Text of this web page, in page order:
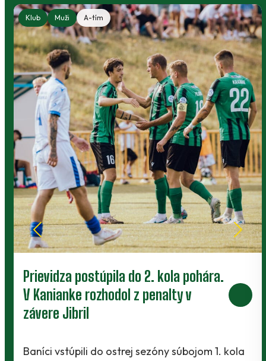
Klub Muži A-tím
Prievidza postúpila do 2. kola pohára.
V Kanianke rozhodol z penalty v
závere Jibril
Baníci vstúpili do ostrej sezóny súbojom 1. kola